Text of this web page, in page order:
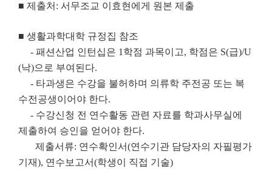
■ 제출처: 서무조교 이효현에게 원본 제출
■ 생활과학대학 규정집 참조
- 패션산업 인턴십은 1학점 과목이고, 학점은 S(급)/U
(낙)으로 부여된다.
- 타과생은 수강을 불허하며 의류학 주전공 또는 복
수전공생이어야 한다.
- 수강신청 전 연수활동 관련 자료를 학과사무실에
제출하여 승인을 얻어야 한다.
제출서류: 연수확인서(연수기관 담당자의 자필평가
기재), 연수보고서(학생이 직접 기술)